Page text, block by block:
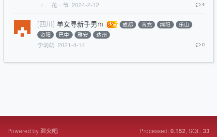
← 花一节 2024-2-12 4
[四川] 单女寻新手男m 成都 南充 绵阳
乐山
资阳
巴中 雅安 达州
李萌萌 2021-4-14 0
Powered by泄火吧 Processed:0.152, SQL:33